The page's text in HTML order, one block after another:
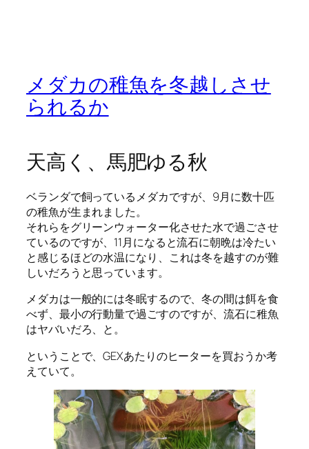
メダカの稚魚を冬越しさせ
られるか
天高く、馬肥ゆる秋
ベランダで飼っているメダカですが、9月に数十匹
の稚魚が生まれました。
それらをグリーンウォーター化させた水で過ごさせ
ているのですが、11月になると流石に朝晩は冷たい
と感じるほどの水温になり、これは冬を越すのが難
しいだろうと思っています。
メダカは一般的には冬眠するので、冬の間は餌を食
べず、最小の行動量で過ごすのですが、流石に稚魚
はヤバいだろ、と。
ということで、GEXあたりのヒーターを買おうか考
えていて。